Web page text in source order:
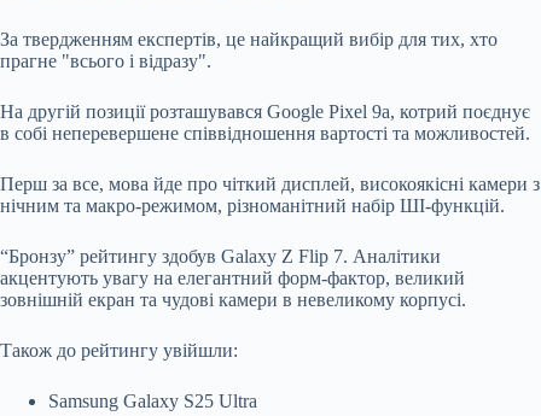
За твердженням експертів, це найкращий вибір для тих, хто
прагне "всього і відразу".
На другій позиції розташувався Google Pixel 9a, котрий поєднує
в собі неперевершене співвідношення вартості та можливостей.
Перш за все, мова йде про чіткий дисплей, високоякісні камери з
нічним та макро-режимом, різноманітний набір ШІ-функцій.
“Бронзу” рейтингу здобув Galaxy Z Flip 7. Аналітики
акцентують увагу на елегантний форм-фактор, великий
зовнішній екран та чудові камери в невеликому корпусі.
Також до рейтингу увійшли:
Samsung Galaxy S25 Ultra